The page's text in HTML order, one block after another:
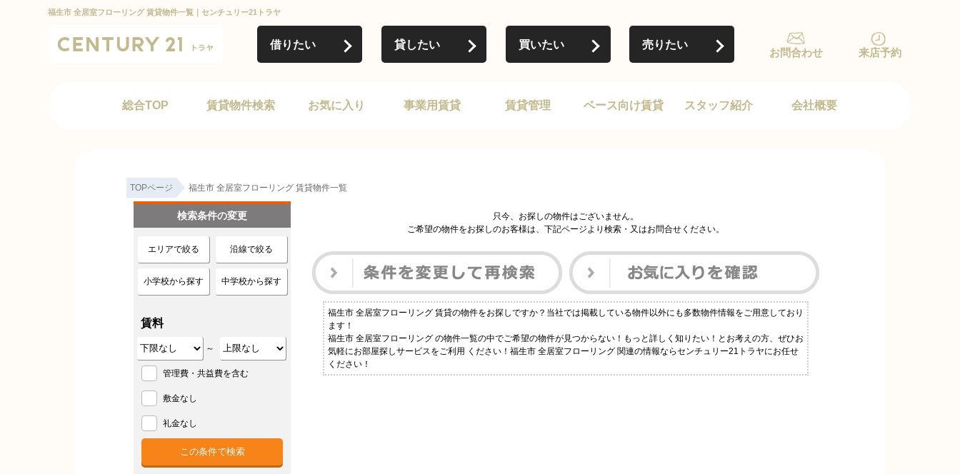
福生市 全居室フローリング 賃貸物件一覧｜センチュリー21トラヤ
借りたい 貸したい 買いたい 売りたい
お問合わせ 来店予約
総合TOP 賃貸物件検索 お気に入り 事業用賃貸 賃貸管理 ベース向け賃貸 スタッフ紹介 会社概要
TOPページ 福生市 全居室フローリング 賃貸物件一覧
只今、お探しの物件はございません。
ご希望の物件をお探しのお客様は、下記ページより検索・又はお問合せください。
福生市 全居室フローリング 賃貸の物件をお探しですか？当社では掲載している物件以外にも多数物件情報をご用意しており
ます！
福生市 全居室フローリング の物件一覧の中でご希望の物件が見つからない！もっと詳しく知りたい！とお考えの方、ぜひお
気軽にお部屋探しサービスをご利用 ください！福生市 全居室フローリング 関連の情報ならセンチュリー21トラヤにお任せ
ください！
検索条件の変更
エリアで絞る 沿線で絞る
小学校から探す 中学校から探す
賃料
～
管理費・共益費を含む
敷金なし
礼金なし